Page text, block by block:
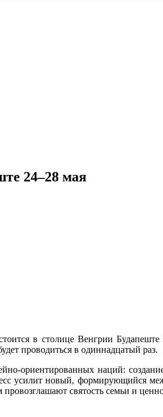
24–28 мая
в столице Венгрии
проводиться в одиннадцатый раз.
ориентированных наций:
усилит новый, формирующийся
святость семьи и